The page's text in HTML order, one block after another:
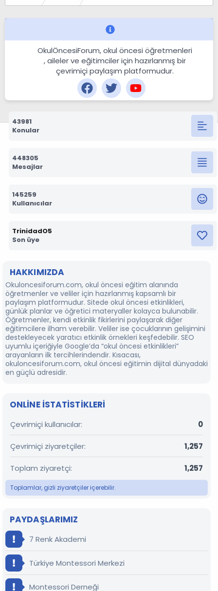
OkulÖncesiForum, okul öncesi öğretmenleri
, aileler ve eğitimciler için hazırlanmış bir
çevrimiçi paylaşım platformudur.
43981
Konular
448305
Mesajlar
145259
Kullanıcılar
TrinidadO5
Son üye
HAKKIMIZDA
Okuloncesiforum.com, okul öncesi eğitim alanında
öğretmenler ve veliler için hazırlanmış kapsamlı bir
paylaşım platformudur. Sitede okul öncesi etkinlikleri,
günlük planlar ve öğretici materyaller kolayca bulunabilir.
Öğretmenler, kendi etkinlik fikirlerini paylaşarak diğer
eğitimcilere ilham verebilir. Veliler ise çocuklarının gelişimini
destekleyecek yaratıcı etkinlik örnekleri keşfedebilir. SEO
uyumlu içeriğiyle Google’da “okul öncesi etkinlikleri”
arayanların ilk tercihlerindendir. Kısacası,
okuloncesiforum.com, okul öncesi eğitimin dijital dünyadaki
en güçlü adresidir.
ONLINE ISTATISTIKLERI
Çevrimiçi kullanıcılar 0
Çevrimiçi ziyaretçiler 1,257
Toplam ziyaretçi 1,257
Toplamlar, gizli ziyaretçiler içerebilir.
PAYDAŞLARIMIZ
7 Renk Akademi
Türkiye Montessori Merkezi
Montessori Derneği